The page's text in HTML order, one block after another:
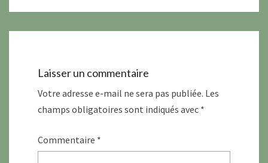
Laisser un commentaire
Votre adresse e-mail ne sera pas publiée. Les
champs obligatoires sont indiqués avec *
Commentaire *